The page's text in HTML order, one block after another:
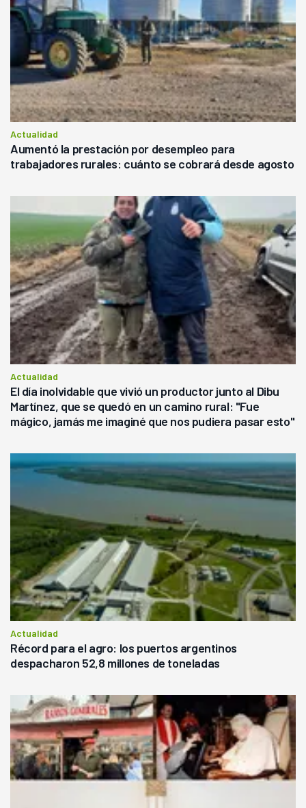
Actualidad
Aumentó la prestación por desempleo para
trabajadores rurales: cuánto se cobrará desde agosto
Actualidad
El día inolvidable que vivió un productor junto al Dibu
Martínez, que se quedó en un camino rural: "Fue
mágico, jamás me imaginé que nos pudiera pasar esto"
Actualidad
Récord para el agro: los puertos argentinos
despacharon 52,8 millones de toneladas